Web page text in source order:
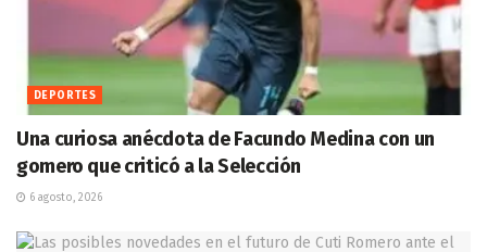
DEPORTES
Una curiosa anécdota de Facundo Medina con un
gomero que criticó a la Selección
6 agosto, 2026